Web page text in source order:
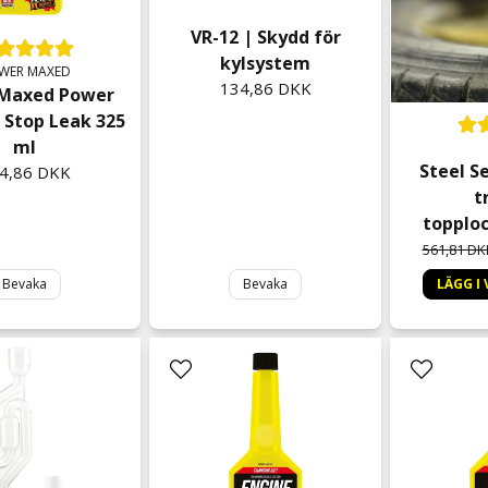
MAXED
Power
Leak 325
ml
DKK
Bevaka
VR-12 | Skydd för
kylsystem
134,86 DKK
Bevaka
Steel
561,81
LÄGG I